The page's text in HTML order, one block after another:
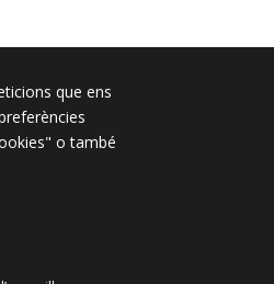
nos a:
que ens
o també